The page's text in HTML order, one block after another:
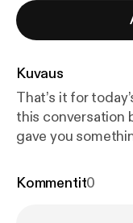
Kuvaus
That’s it for
this conversation
gave you
hit subscribe so
Kommentit0